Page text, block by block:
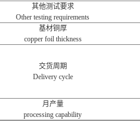
其他测试要求
Other testing requirements
基材铜厚
copper foil thickness
交货周期
Delivery cycle
月产量
processing capability